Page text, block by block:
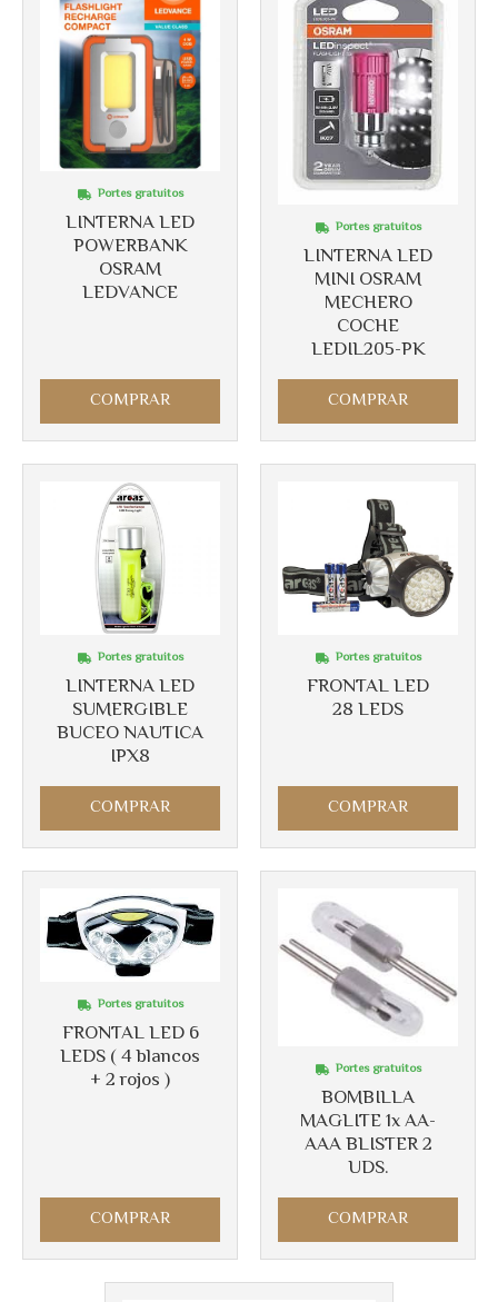
LINTERNA LED
POWERBANK
OSRAM
LEDVANCE
Portes gratuitos
COMPRAR
LINTERNA LED
MINI OSRAM
MECHERO
COCHE
LEDIL205-PK
Portes gratuitos
COMPRAR
LINTERNA LED
SUMERGIBLE
BUCEO NAUTICA
IPX8
Portes gratuitos
COMPRAR
FRONTAL LED
28 LEDS
Portes gratuitos
COMPRAR
FRONTAL LED 6
LEDS ( 4 blancos
+ 2 rojos )
Portes gratuitos
COMPRAR
BOMBILLA
MAGLITE 1x AA-
AAA BLISTER 2
UDS.
Portes gratuitos
COMPRAR